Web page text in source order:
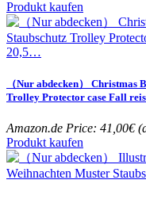
Produkt kaufen
（Nur abdecken） Christmas
Trolley Protector case Fall
Amazon.de Price: 41,00€
Produkt kaufen